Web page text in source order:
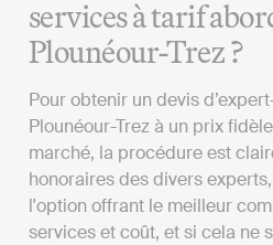
services à tarif
Plounéour-Trez ?
Pour obtenir un devis
Plounéour-Trez à un prix
marché, la procédure est
honoraires des divers
l'option offrant le meilleur
services et coût, et si cela ne